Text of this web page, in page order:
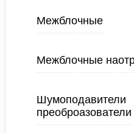
Межблочные
Межблочные
Шумоподавители
преоброазователи